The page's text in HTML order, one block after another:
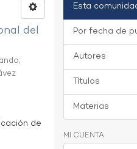
del
;
de
Esta
Por fecha de
Autores
Títulos
Materias
MI CUENTA